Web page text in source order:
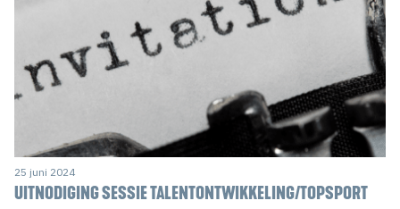
25 juni 2024
UITNODIGING SESSIE TALENTONTWIKKELING/TOPSPORT